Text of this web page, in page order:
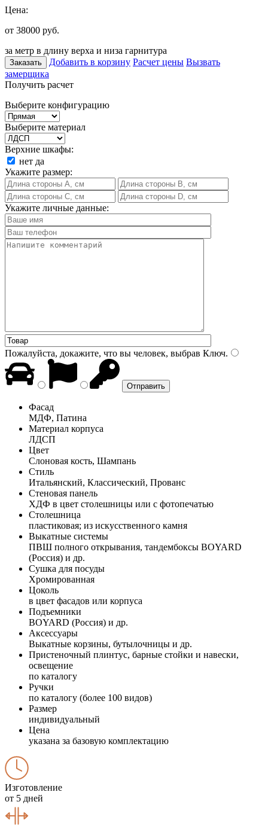
Цена:
от 38000 руб.
за метр в длину верха и низа гарнитура
Заказать Добавить в корзину Расчет цены Вызвать
замерщика
Получить расчет
Выберите конфигурацию
Выберите материал
Верхние шкафы:
нет да
Укажите размер:
Укажите личные данные:
Пожалуйста, докажите, что вы человек, выбрав Ключ.
Фасад
МДФ, Патина
Материал корпуса
ЛДСП
Цвет
Слоновая кость, Шампань
Стиль
Итальянский, Классический, Прованс
Стеновая панель
ХДФ в цвет столешницы или с фотопечатью
Столешница
пластиковая; из искусственного камня
Выкатные системы
ПВШ полного открывания, тандембоксы BOYARD
(Россия) и др.
Сушка для посуды
Хромированная
Цоколь
в цвет фасадов или корпуса
Подъемники
BOYARD (Россия) и др.
Аксессуары
Выкатные корзины, бутылочницы и др.
Пристеночный плинтус, барные стойки и навески,
освещение
по каталогу
Ручки
по каталогу (более 100 видов)
Размер
индивидуальный
Цена
указана за базовую комплектацию
Изготовление
от 5 дней